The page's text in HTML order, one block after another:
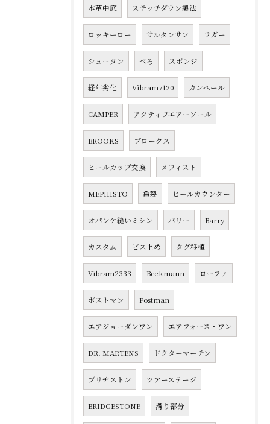
本革中底 ステッチダウン製法
ロッキーロー サルタンサン ラガー
シュータン べろ スポンジ
経年劣化 Vibram7120 カンペール
CAMPER アクティブエアーソール
BROOKS ブロークス
ヒールカップ交換 メフィスト
MEPHISTO 亀裂 ヒールカウンター
オパンケ縫いミシン バリー Barry
カスタム ビス止め タグ移植
Vibram2333 Beckmann ローファ
ポストマン Postman
エアジョーダンワン エアフォース・ワン
DR. MARTENS ドクターマーチン
ブリヂストン ツアーステージ
BRIDGESTONE 滑り部分